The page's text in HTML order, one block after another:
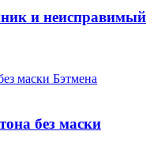
и неисправимый
без маски